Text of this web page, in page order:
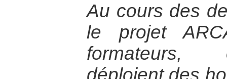
Au cours des
le projet
formateurs,
déploient des